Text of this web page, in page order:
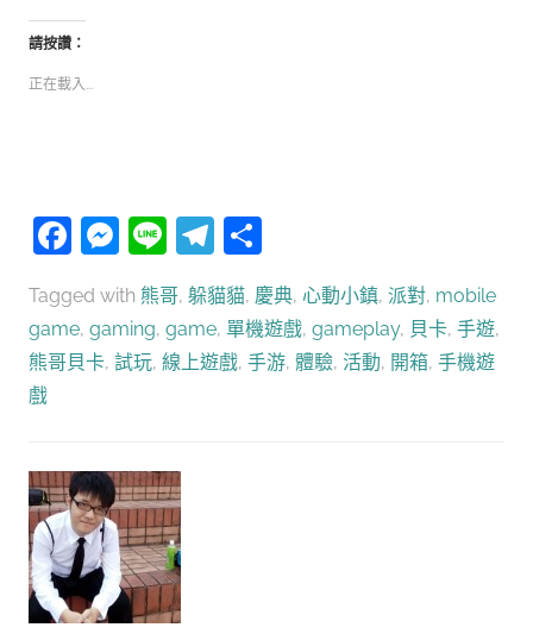
請按讚：
正在載入...
Facebook
Messenger
LineTelegram
Tagged with 熊哥, 躲貓貓, 慶典, 心動小鎮, 派對, mobile
game, gaming, game, 單機遊戲, gameplay, 貝卡, 手遊,
熊哥貝卡, 試玩, 線上遊戲, 手游, 體驗, 活動, 開箱, 手機遊
戲